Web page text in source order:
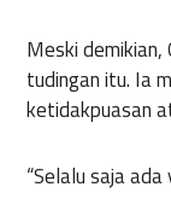
Meski demikian,
tudingan itu. Ia
ketidakpuasan
“Selalu saja ada